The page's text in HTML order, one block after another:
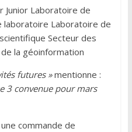
Junior Laboratoire de
laboratoire Laboratoire de
Secteur des
la géoinformation
futures »mentionne :
3 convenue pour mars
commande de